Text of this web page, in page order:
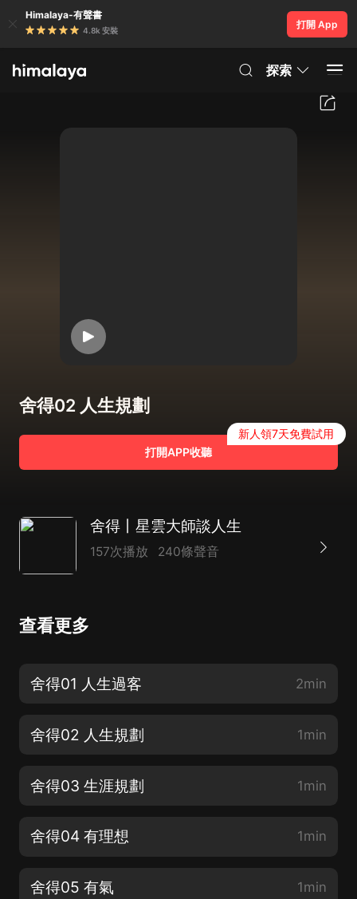
Himalaya-有聲書
4.8k 安裝
打開 App
探索
舍得02 人生規劃
打開APP收聽
新人領7天免費試用
舍得丨星雲大師談人生
157次播放 240條聲音
查看更多
舍得01 人生過客 2min
舍得02 人生規劃 1min
舍得03 生涯規劃 1min
舍得04 有理想 1min
舍得05 有氣 1min